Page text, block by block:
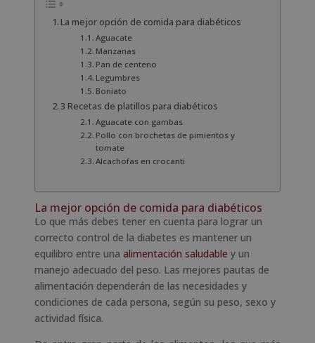
La mejor opción de comida para diabéticos
Aguacate
Manzanas
Pan de centeno
Legumbres
Boniato
3 Recetas de platillos para diabéticos
Aguacate con gambas
Pollo con brochetas de pimientos y
tomate
Alcachofas en crocanti
La mejor opción de comida para diabéticos
Lo que más debes tener en cuenta para lograr un
correcto control de la diabetes es mantener un
equilibro entre una alimentación saludable y un
manejo adecuado del peso. Las mejores pautas de
alimentación dependerán de las necesidades y
condiciones de cada persona, según su peso, sexo y
actividad física.